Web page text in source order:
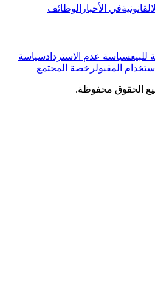
القانونيةفي الأخبار الوظائف
للبيعسياسة عدم الاستردادسياسة
المقبولرخصة المجتمع